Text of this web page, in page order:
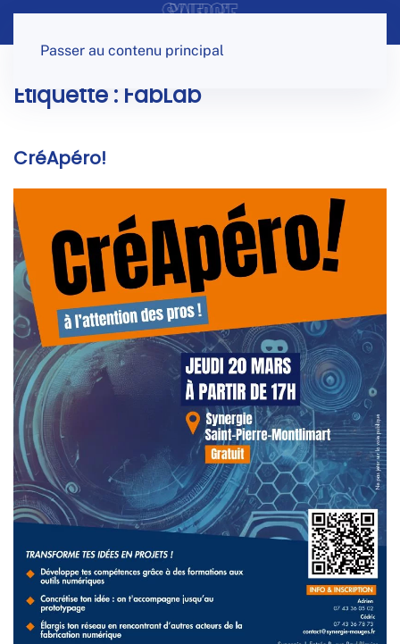
Passer au contenu principal
Étiquette : FabLab
CréApéro!
Panneau de gestion des cookies